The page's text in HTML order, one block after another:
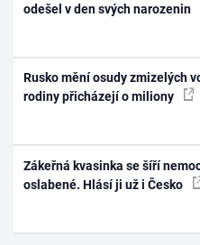
odešel v den svých narozenin
Rusko mění osudy zmizelých
rodiny přicházejí o miliony
Zákeřná kvasinka se šíří
oslabené. Hlásí ji už i Česko